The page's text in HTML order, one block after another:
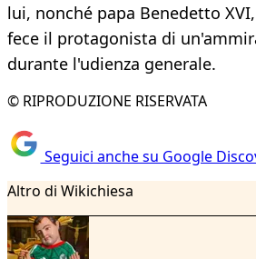
lui, nonché papa Benedetto
fece il protagonista di
durante l'udienza generale.
© RIPRODUZIONE RISERVATA
Seguici anche su Google
Altro di Wikichiesa